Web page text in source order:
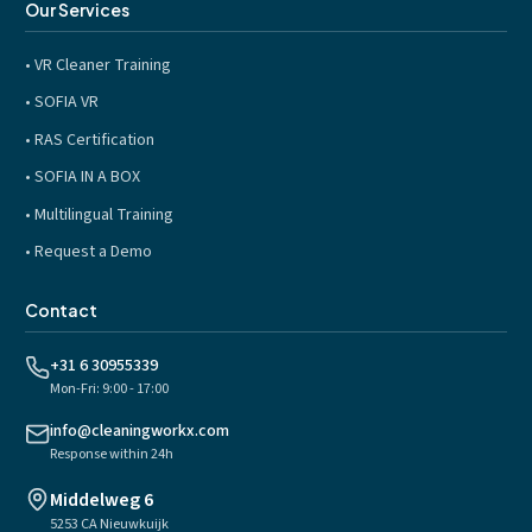
Our Services
• VR Cleaner Training
• SOFIA VR
• RAS Certification
• SOFIA IN A BOX
• Multilingual Training
• Request a Demo
Contact
+31 6 30955339
Mon-Fri: 9:00 - 17:00
info@cleaningworkx.com
Response within 24h
Middelweg 6
5253 CA Nieuwkuijk